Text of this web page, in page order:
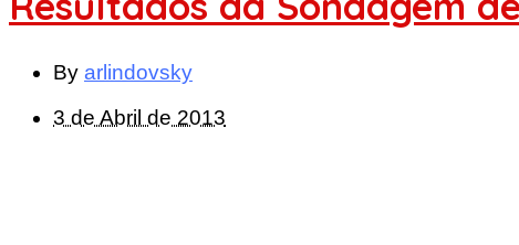
By arlindovsky
3 de Abril de 2013